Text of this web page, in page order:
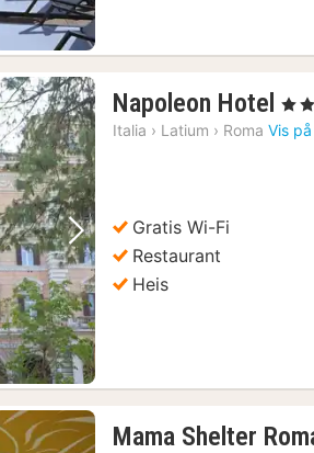
Neste bilde
Napoleon Hotel 1
, 4
Italia › Latium › Roma Vis
Gratis Wi-Fi
Restaurant
Heis
Mama Shelter